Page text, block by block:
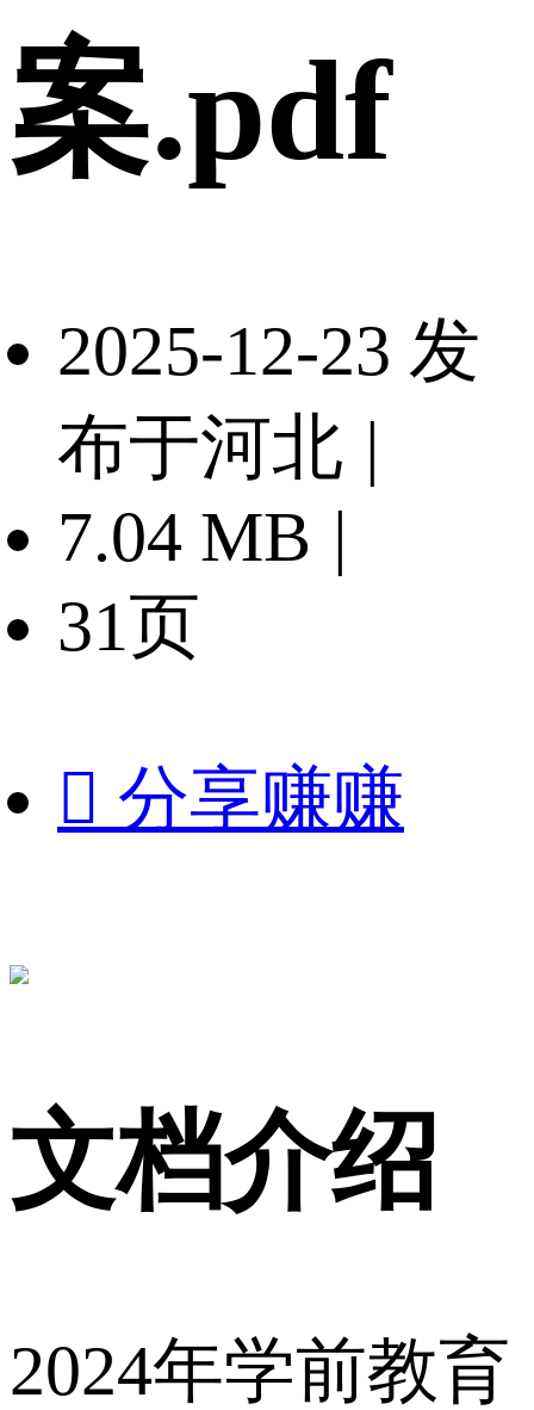
案.pdf
2025-12-23 发
布于河北 |
7.04 MB |
31页
 分享赚赚
文档介绍
2024年学前教育